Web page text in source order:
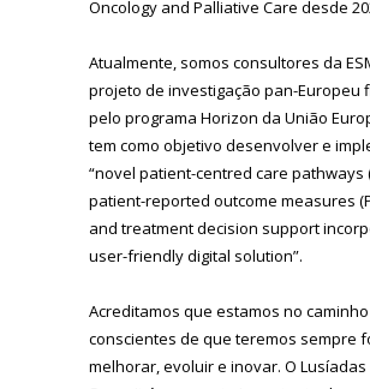
Oncology and Palliative Care desde
Atualmente, somos consultores da
projeto de investigação pan-Europeu
pelo programa Horizon da União
tem como objetivo desenvolver e
“novel patient-centred care pathways
patient-reported outcome measures
and treatment decision support
user-friendly digital solution”.
Acreditamos que estamos no
conscientes de que teremos sempre
melhorar, evoluir e inovar. O Lusíadas